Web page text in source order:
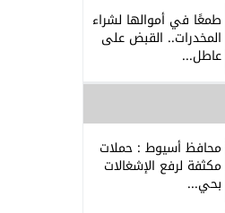
طمعًا في أموالها لشراء
المخدرات.. القبض على
عاطل...
محافظ أسيوط : حملات
مكثفة لرفع الإشغالات
بحي...